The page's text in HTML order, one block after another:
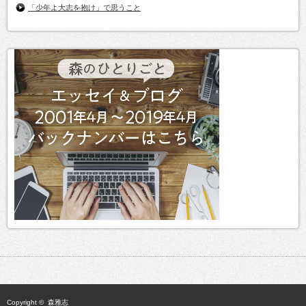
「少年よ大志を抱け」で思うこと
Copyright © 森雅志